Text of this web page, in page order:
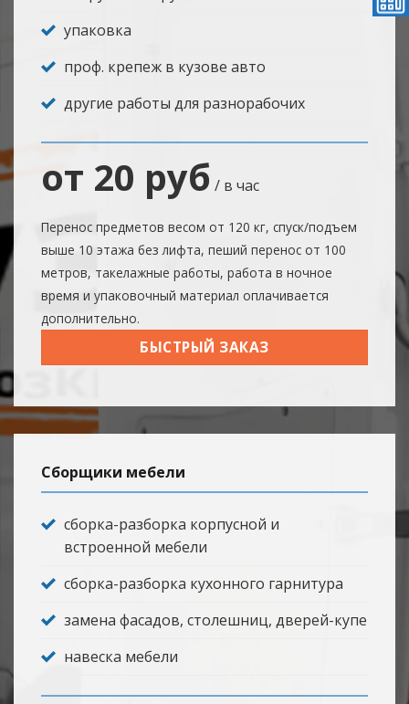
упаковка
проф. крепеж в кузове авто
другие работы для разнорабочих
от 20 руб / в час
Перенос предметов весом от 120 кг, спуск/подъем
выше 10 этажа без лифта, пеший перенос от 100
метров, такелажные работы, работа в ночное
время и упаковочный материал оплачивается
дополнительно.
БЫСТРЫЙ ЗАКАЗ
Сборщики мебели
сборка-разборка корпусной и
встроенной мебели
сборка-разборка кухонного гарнитура
замена фасадов, столешниц, дверей-купе
навеска мебели